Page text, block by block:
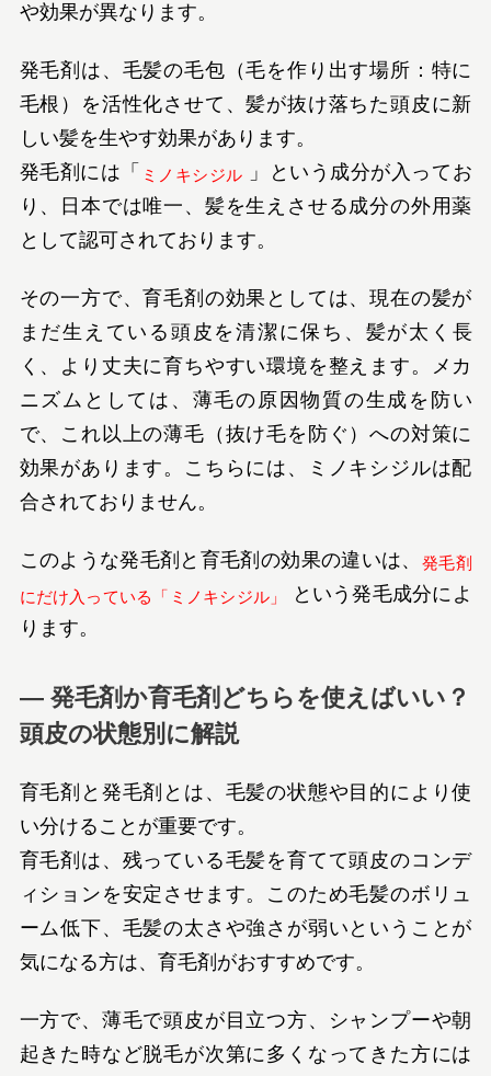
や効果が異なります。
発毛剤は、毛髪の毛包（毛を作り出す場所：特に
毛根）を活性化させて、髪が抜け落ちた頭皮に新
しい髪を生やす効果があります。
発毛剤には「 ミノキシジル
」という成分が入ってお
り、日本では唯一、髪を生えさせる成分の外用薬
として認可されております。
その一方で、育毛剤の効果としては、現在の髪が
まだ生えている頭皮を清潔に保ち、髪が太く長
く、より丈夫に育ちやすい環境を整えます。メカ
ニズムとしては、薄毛の原因物質の生成を防い
で、これ以上の薄毛（抜け毛を防ぐ）への対策に
効果があります。こちらには、ミノキシジルは配
合されておりません。
このような発毛剤と育毛剤の効果の違いは、
発毛剤
にだけ入っている「ミノキシジル」
という発毛成分によ
ります。
― 発毛剤か育毛剤どちらを使えばいい？
頭皮の状態別に解説
育毛剤と発毛剤とは、毛髪の状態や目的により使
い分けることが重要です。
育毛剤は、残っている毛髪を育てて頭皮のコンデ
ィションを安定させます。このため毛髪のボリュ
ーム低下、毛髪の太さや強さが弱いということが
気になる方は、育毛剤がおすすめです。
一方で、薄毛で頭皮が目立つ方、シャンプーや朝
起きた時など脱毛が次第に多くなってきた方には